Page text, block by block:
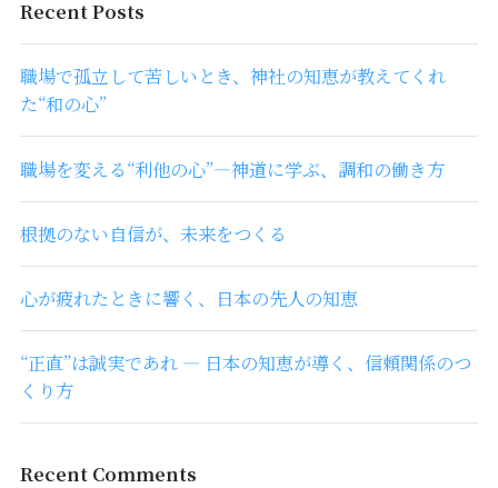
Recent Posts
職場で孤立して苦しいとき、神社の知恵が教えてくれ
た“和の心”
職場を変える“利他の心”―神道に学ぶ、調和の働き方
根拠のない自信が、未来をつくる
心が疲れたときに響く、日本の先人の知恵
“正直”は誠実であれ ― 日本の知恵が導く、信頼関係のつ
くり方
Recent Comments